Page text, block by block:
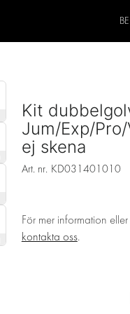
Kit
Jum/Exp/
ej skena
Art. nr. KD031401010
För mer information
kontakta oss.